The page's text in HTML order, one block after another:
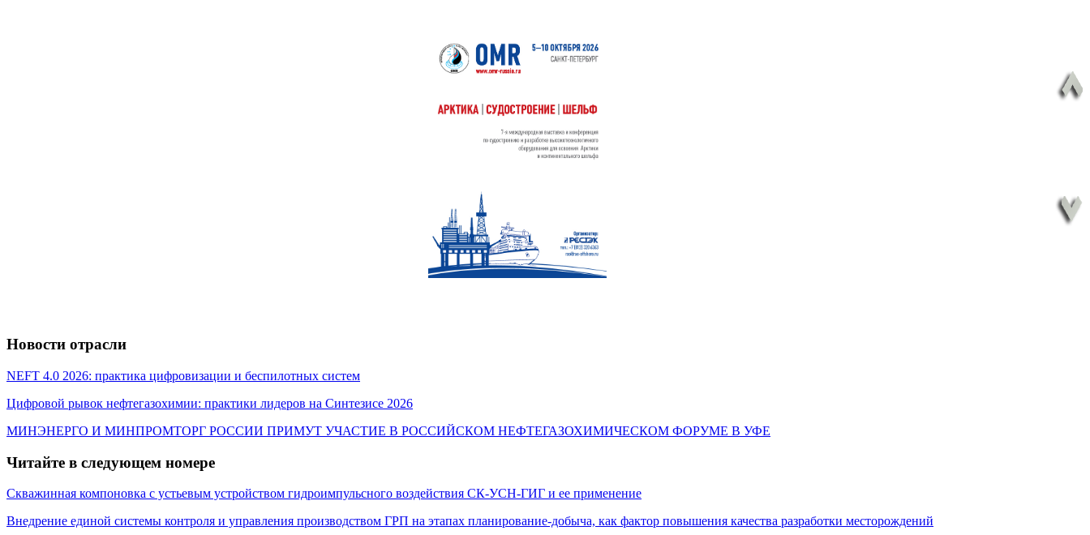
Новости отрасли
NEFT 4.0 2026: практика цифровизации и беспилотных систем
Цифровой рывок нефтегазохимии: практики лидеров на Синтезисе 2026
МИНЭНЕРГО И МИНПРОМТОРГ РОССИИ ПРИМУТ УЧАСТИЕ В РОССИЙСКОМ НЕФТЕГАЗОХИМИЧЕСКОМ ФОРУМЕ В УФЕ
Читайте в следующем номере
Скважинная компоновка с устьевым устройством гидроимпульсного воздействия СК-УСН-ГИГ и ее применение
Внедрение единой системы контроля и управления производством ГРП на этапах планирование-добыча, как фактор повышения качества разработки месторождений